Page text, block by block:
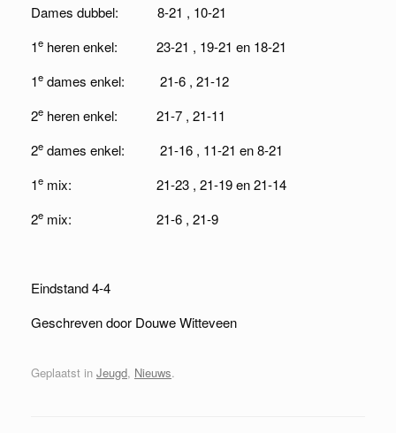
Dames dubbel: 8-21 , 10-21
1e heren enkel: 23-21 , 19-21 en 18-21
1e dames enkel: 21-6 , 21-12
2e heren enkel: 21-7 , 21-11
2e dames enkel: 21-16 , 11-21 en 8-21
1e mix: 21-23 , 21-19 en 21-14
2e mix: 21-6 , 21-9
Eindstand 4-4
Geschreven door Douwe Witteveen
Geplaatst in Jeugd, Nieuws.